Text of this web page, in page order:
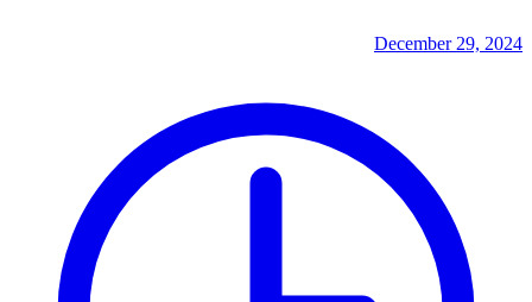
December 29, 2024